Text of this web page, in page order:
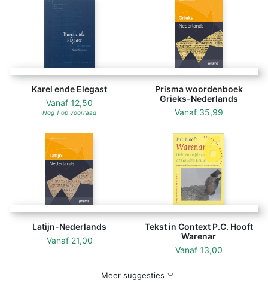
maatschappelijke onderklasse aan het woord. Behalve
het sociale vraagstuk van de immigratie en armoede
krijgen ook historische achtergronden, de taal en
cultuur uit de tijd van Bredero ruim aandacht.
'Spaanse Brabander' is in modern Nederlands vertaald
en voorzien van uitvoerige toelichting en illustraties.
Karel ende Elegast
Vanaf 12,50
Nog 1 op voorraad
Prisma woordenboek
Grieks-Nederlands
Vanaf 35,99
Latijn-Nederlands
Vanaf 21,00
Tekst in Context P.C. Hooft
Warenar
Vanaf 13,00
Meer suggesties